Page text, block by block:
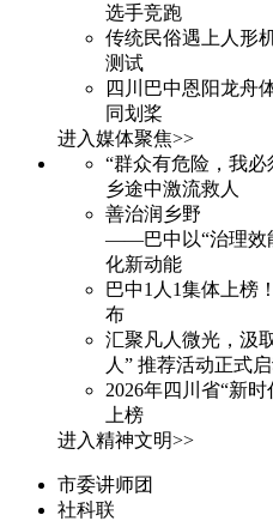
选手竞跑
传统民俗遇上人形
测试
四川巴中恩阳龙舟
同划桨
进入媒体聚焦>>
“群众有危险，我
乡途中激流救人
善治润乡野
——巴中以“治理效
化新动能
巴中1人1集体上榜
布
汇聚凡人微光，汲
人” 推荐活动正式
2026年四川省“新
上榜
进入精神文明>>
市委讲师团
社科联